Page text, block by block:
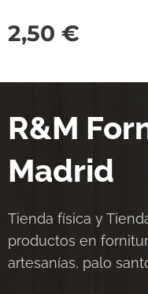
2,50 €
R&M
Madrid
Tienda física y
productos en
artesanías, palo